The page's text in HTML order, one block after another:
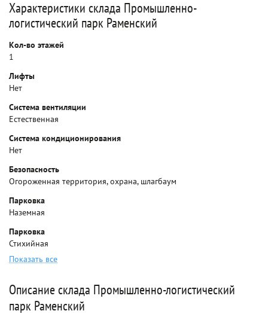
Характеристики склада Промышленно-
логистический парк Раменский
Кол-во этажей
1
Лифты
Нет
Система вентиляции
Естественная
Система кондиционирования
Нет
Безопасность
Огороженная территория, охрана, шлагбаум
Парковка
Наземная
Парковка
Стихийная
Показать все
Описание склада Промышленно-логистический
парк Раменский